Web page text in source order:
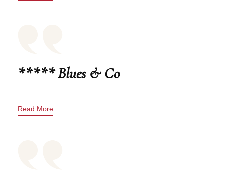
***** Blues & Co
Read More